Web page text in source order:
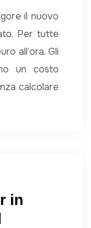
il nuovo
Per tutte
all’ora. Gli
un costo
calcolare
in